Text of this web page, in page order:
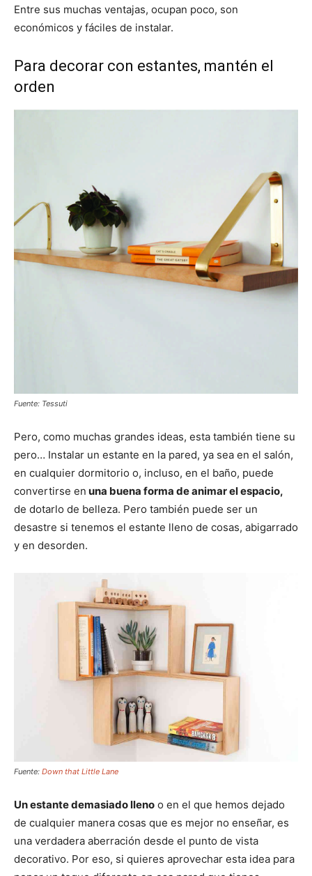
Entre sus muchas ventajas, ocupan poco, son
económicos y fáciles de instalar.
Para decorar con estantes, mantén el
orden
Fuente: Tessuti
Pero, como muchas grandes ideas, esta también tiene su
pero… Instalar un estante en la pared, ya sea en el salón,
en cualquier dormitorio o, incluso, en el baño, puede
convertirse en una buena forma de animar el espacio,
de dotarlo de belleza. Pero también puede ser un
desastre si tenemos el estante lleno de cosas, abigarrado
y en desorden.
Fuente: Down that Little Lane
Un estante demasiado lleno o en el que hemos dejado
de cualquier manera cosas que es mejor no enseñar, es
una verdadera aberración desde el punto de vista
decorativo. Por eso, si quieres aprovechar esta idea para